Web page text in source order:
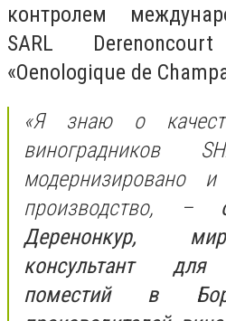
контролем
SARL
«Oenologique de
«Я знаю о
виноградников
модернизировано
производство, –
Деренонкур,
консультант для
поместий в